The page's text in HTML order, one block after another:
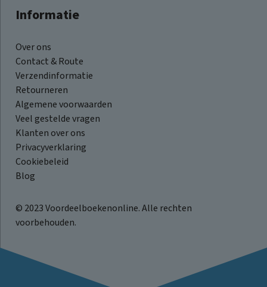
Informatie
Over ons
Contact & Route
Verzendinformatie
Retourneren
Algemene voorwaarden
Veel gestelde vragen
Klanten over ons
Privacyverklaring
Cookiebeleid
Blog
© 2023 Voordeelboekenonline. Alle rechten
voorbehouden.